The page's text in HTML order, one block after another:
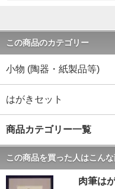
この商品のカテゴリー
小物 (陶器・紙製品等)
はがきセット
商品カテゴリー一覧
この商品を買った人はこん
肉筆は